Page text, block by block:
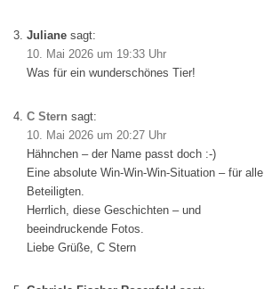
Juliane sagt:
10. Mai 2026 um 19:33 Uhr
Was für ein wunderschönes Tier!
C Stern sagt:
10. Mai 2026 um 20:27 Uhr
Hähnchen – der Name passt doch :-)
Eine absolute Win-Win-Win-Situation – für alle
Beteiligten.
Herrlich, diese Geschichten – und
beeindruckende Fotos.
Liebe Grüße, C Stern